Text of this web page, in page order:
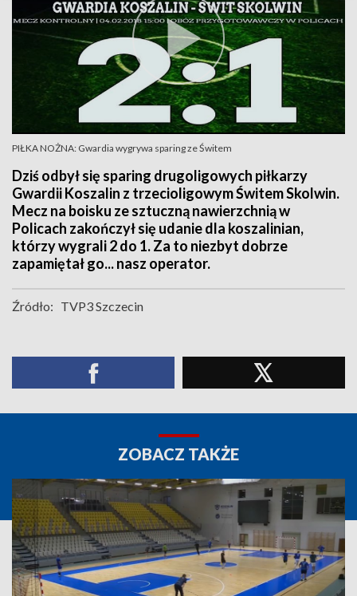
PIŁKA NOŻNA: Gwardia wygrywa sparing ze Świtem
Dziś odbył się sparing drugoligowych piłkarzy
Gwardii Koszalin z trzecioligowym Świtem Skolwin.
Mecz na boisku ze sztuczną nawierzchnią w
Policach zakończył się udanie dla koszalinian,
którzy wygrali 2 do 1. Za to niezbyt dobrze
zapamiętał go... nasz operator.
Źródło: TVP3 Szczecin
ZOBACZ TAKŻE